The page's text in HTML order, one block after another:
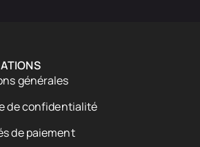
générales
de confidentialité
de paiement